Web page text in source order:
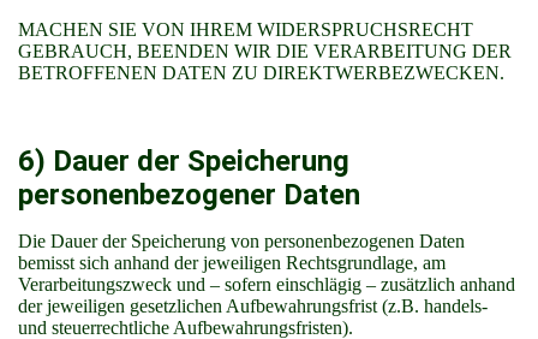
MACHEN SIE VON IHREM WIDERSPRUCHSRECHT
GEBRAUCH, BEENDEN WIR DIE VERARBEITUNG DER
BETROFFENEN DATEN ZU DIREKTWERBEZWECKEN.
6) Dauer der Speicherung
personenbezogener Daten
Die Dauer der Speicherung von personenbezogenen Daten
bemisst sich anhand der jeweiligen Rechtsgrundlage, am
Verarbeitungszweck und – sofern einschlägig – zusätzlich anhand
der jeweiligen gesetzlichen Aufbewahrungsfrist (z.B. handels-
und steuerrechtliche Aufbewahrungsfristen).